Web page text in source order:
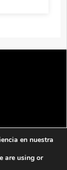
reservados
en nuestra
are using or